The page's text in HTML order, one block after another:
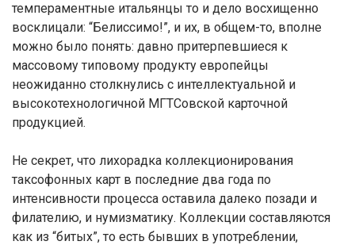
темпераментные итальянцы то и дело восхищенно
восклицали: “Белиссимо!”, и их, в общем-то, вполне
можно было понять: давно притерпевшиеся к
массовому типовому продукту европейцы
неожиданно столкнулись с интеллектуальной и
высокотехнологичной МГТСовской карточной
продукцией.
Не секрет, что лихорадка коллекционирования
таксофонных карт в последние два года по
интенсивности процесса оставила далеко позади и
филателию, и нумизматику. Коллекции составляются
как из “битых”, то есть бывших в употреблении,